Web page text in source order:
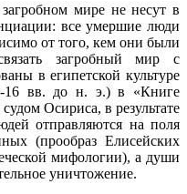
мире не несут в
все умершие люди
от того, кем они были
загробный мир с
в египетской культуре
16 вв. до н. э.) в «Книге
Осириса, в результате
отправляются на поля
(прообраз Елисейских
мифологии), а души
уничтожение.